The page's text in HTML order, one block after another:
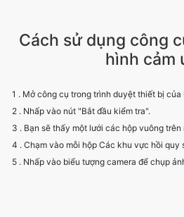
Cách sử dụng công
hình cảm
1 . Mở công cụ trong trình duyệt thiết bị của
2 . Nhấp vào nút "Bắt đầu kiểm tra".
3 . Bạn sẽ thấy một lưới các hộp vuông trên
4 . Chạm vào mỗi hộp Các khu vực hồi quy
5 . Nhấp vào biểu tượng camera để chụp